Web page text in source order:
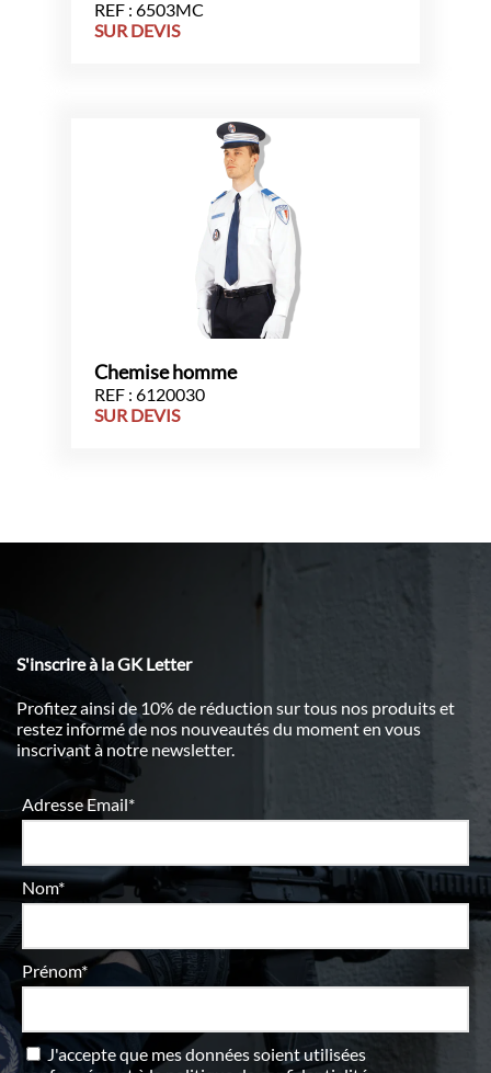
REF : 6503MC
SUR DEVIS
Chemise homme
REF : 6120030
SUR DEVIS
S'inscrire à la GK Letter
Profitez ainsi de 10% de réduction sur tous nos produits et
restez informé de nos nouveautés du moment en vous
inscrivant à notre newsletter.
Adresse Email*
Nom*
Prénom*
J'accepte que mes données soient utilisées